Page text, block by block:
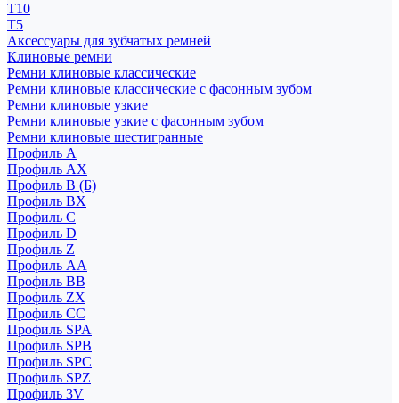
T10
T5
Аксессуары для зубчатых ремней
Клиновые ремни
Ремни клиновые классические
Ремни клиновые классические с фасонным зубом
Ремни клиновые узкие
Ремни клиновые узкие с фасонным зубом
Ремни клиновые шестигранные
Профиль A
Профиль AX
Профиль B (Б)
Профиль BX
Профиль C
Профиль D
Профиль Z
Профиль АА
Профиль BB
Профиль ZX
Профиль CC
Профиль SPA
Профиль SPB
Профиль SPC
Профиль SPZ
Профиль 3V